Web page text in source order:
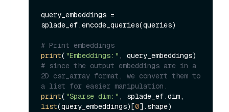
query_embeddings =
splade_ef.encode_queries(queries)
# Print embeddings
print( "Embeddings:"
# since the output embeddings are in a
2D csr_array format, we convert them to
a list for easier manipulation.
print( "Sparse dim:"
list(query_embeddings)[0